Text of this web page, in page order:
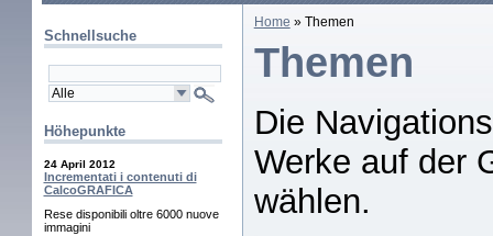
Schnellsuche
Höhepunkte
24 April 2012
Incrementati i contenuti di
CalcoGRAFICA
Rese disponibili oltre 6000 nuove
immagini
Home » Themen
Themen
Die
Werke auf der
wählen.